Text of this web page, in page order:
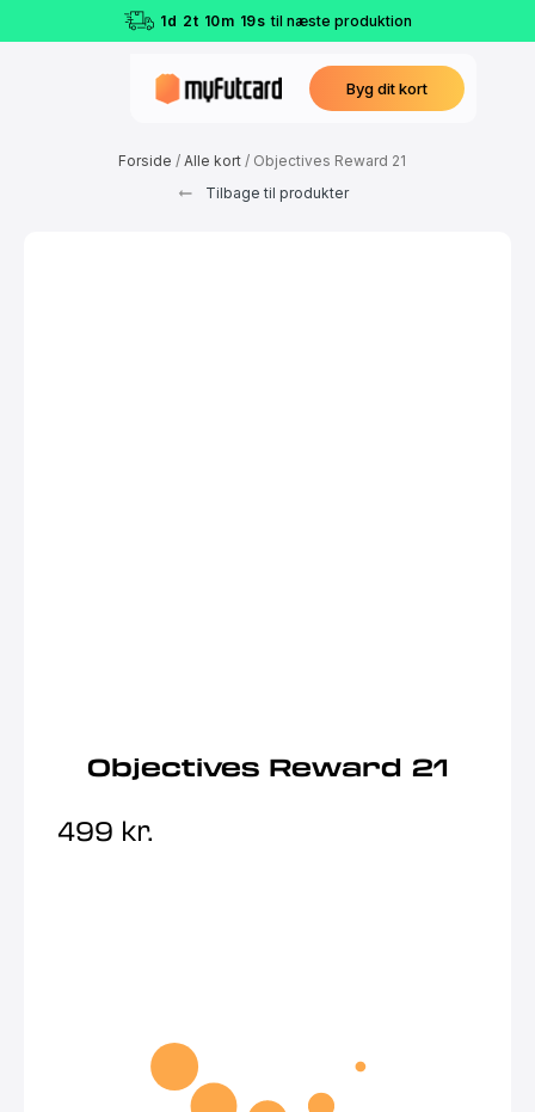
1d 2t 10m 19s til næste produktion
Byg dit kort
Forside / Alle kort/ Objectives Reward 21
Tilbage til produkter
Objectives Reward 21
499 kr.